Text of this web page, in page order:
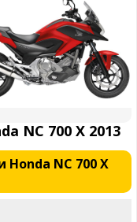
NC 700 X 2013
Honda NC 700 X